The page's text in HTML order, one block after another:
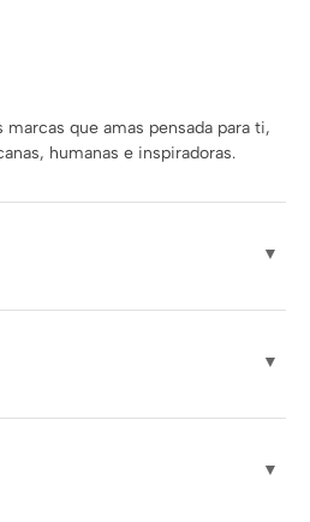
marcas que amas pensada para ti,
humanas e inspiradoras.
▼
▼
▼